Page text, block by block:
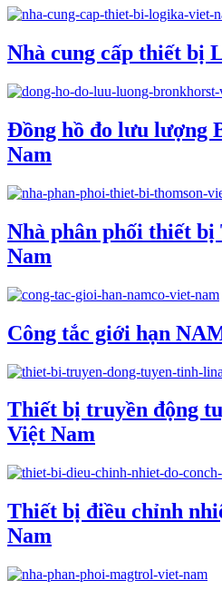
Nhà cung cấp thiết bị
Đồng hồ đo lưu lượng
Nam
Nhà phân phối thiết bị
Nam
Công tắc giới hạn
Thiết bị truyền động
Việt Nam
Thiết bị điều chỉnh
Nam